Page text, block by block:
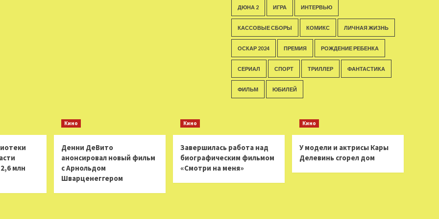
ДЮНА 2 ИГРА ИНТЕРВЬЮ
КАССОВЫЕ СБОРЫ КОМИКС ЛИЧНАЯ ЖИЗНЬ
ОСКАР 2024 ПРЕМИЯ РОЖДЕНИЕ РЕБЕНКА
СЕРИАЛ СПОРТ ТРИЛЛЕР ФАНТАСТИКА
ФИЛЬМ ЮБИЛЕЙ
млн
Кино
Денни ДеВито
анонсировал новый фильм
с Арнольдом
Шварценеггером
Кино
Завершилась работа над
биографическим фильмом
«Смотри на меня»
Кино
У модели и актрисы Кары
Делевинь сгорел дом